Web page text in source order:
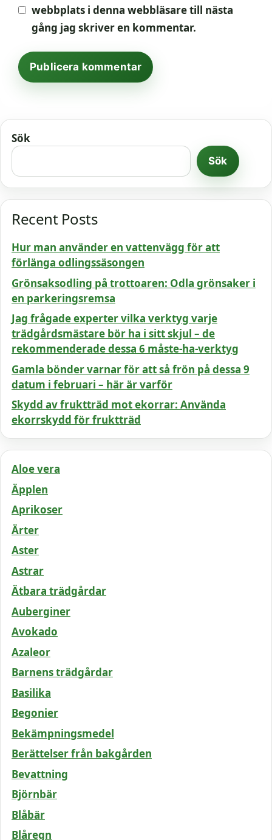
webbplats i denna webbläsare till nästa
gång jag skriver en kommentar.
Sök
Sök
Recent Posts
Hur man använder en vattenvägg för att
förlänga odlingssäsongen
Grönsaksodling på trottoaren: Odla grönsaker i
en parkeringsremsa
Jag frågade experter vilka verktyg varje
trädgårdsmästare bör ha i sitt skjul – de
rekommenderade dessa 6 måste-ha-verktyg
Gamla bönder varnar för att så frön på dessa 9
datum i februari – här är varför
Skydd av fruktträd mot ekorrar: Använda
ekorrskydd för fruktträd
Aloe vera
Äpplen
Aprikoser
Ärter
Aster
Astrar
Ätbara trädgårdar
Auberginer
Avokado
Azaleor
Barnens trädgårdar
Basilika
Begonier
Bekämpningsmedel
Berättelser från bakgården
Bevattning
Björnbär
Blåbär
Blåregn